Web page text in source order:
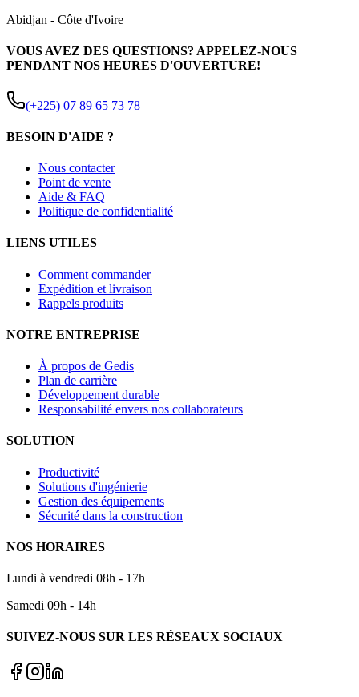
Abidjan - Côte d'Ivoire
VOUS AVEZ DES QUESTIONS? APPELEZ-NOUS
PENDANT NOS HEURES D'OUVERTURE!
(+225) 07 89 65 73 78
BESOIN D'AIDE ?
Nous contacter
Point de vente
Aide & FAQ
Politique de confidentialité
LIENS UTILES
Comment commander
Expédition et livraison
Rappels produits
NOTRE ENTREPRISE
À propos de Gedis
Plan de carrière
Développement durable
Responsabilité envers nos collaborateurs
SOLUTION
Productivité
Solutions d'ingénierie
Gestion des équipements
Sécurité dans la construction
NOS HORAIRES
Lundi à vendredi 08h - 17h
Samedi 09h - 14h
SUIVEZ-NOUS SUR LES RÉSEAUX SOCIAUX